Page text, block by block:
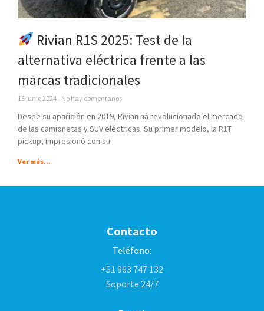
Rivian R1S 2025: Test de la
alternativa eléctrica frente a las
marcas tradicionales
15 junio 2024 No hay comentarios
Desde su aparición en 2019, Rivian ha revolucionado el mercado
de las camionetas y SUV eléctricas. Su primer modelo, la R1T
pickup, impresionó con su
Ver más...
Contacto
Teléfono:
+51 963 747 132
Soporte 24/7